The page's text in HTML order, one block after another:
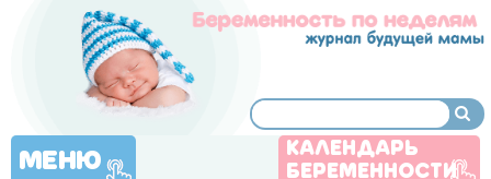
МЕНЮ
КАЛЕНДАРЬ
БЕРЕМЕННОСТИ